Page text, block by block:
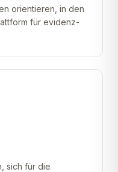
orientieren, in den
für evidenz-
sich für die